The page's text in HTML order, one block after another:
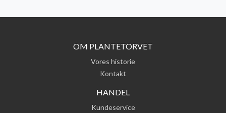
OM PLANTETORVET
Vores historie
Kontakt
HANDEL
Kundeservice